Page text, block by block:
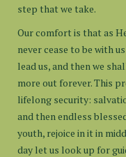
step that we take.
Our comfort is that as
never cease to be with
lead us, and then we
more out forever. This
lifelong security:
and then endless
youth, rejoice in it in
day let us look up for